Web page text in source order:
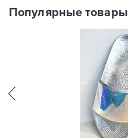
Популярные товары